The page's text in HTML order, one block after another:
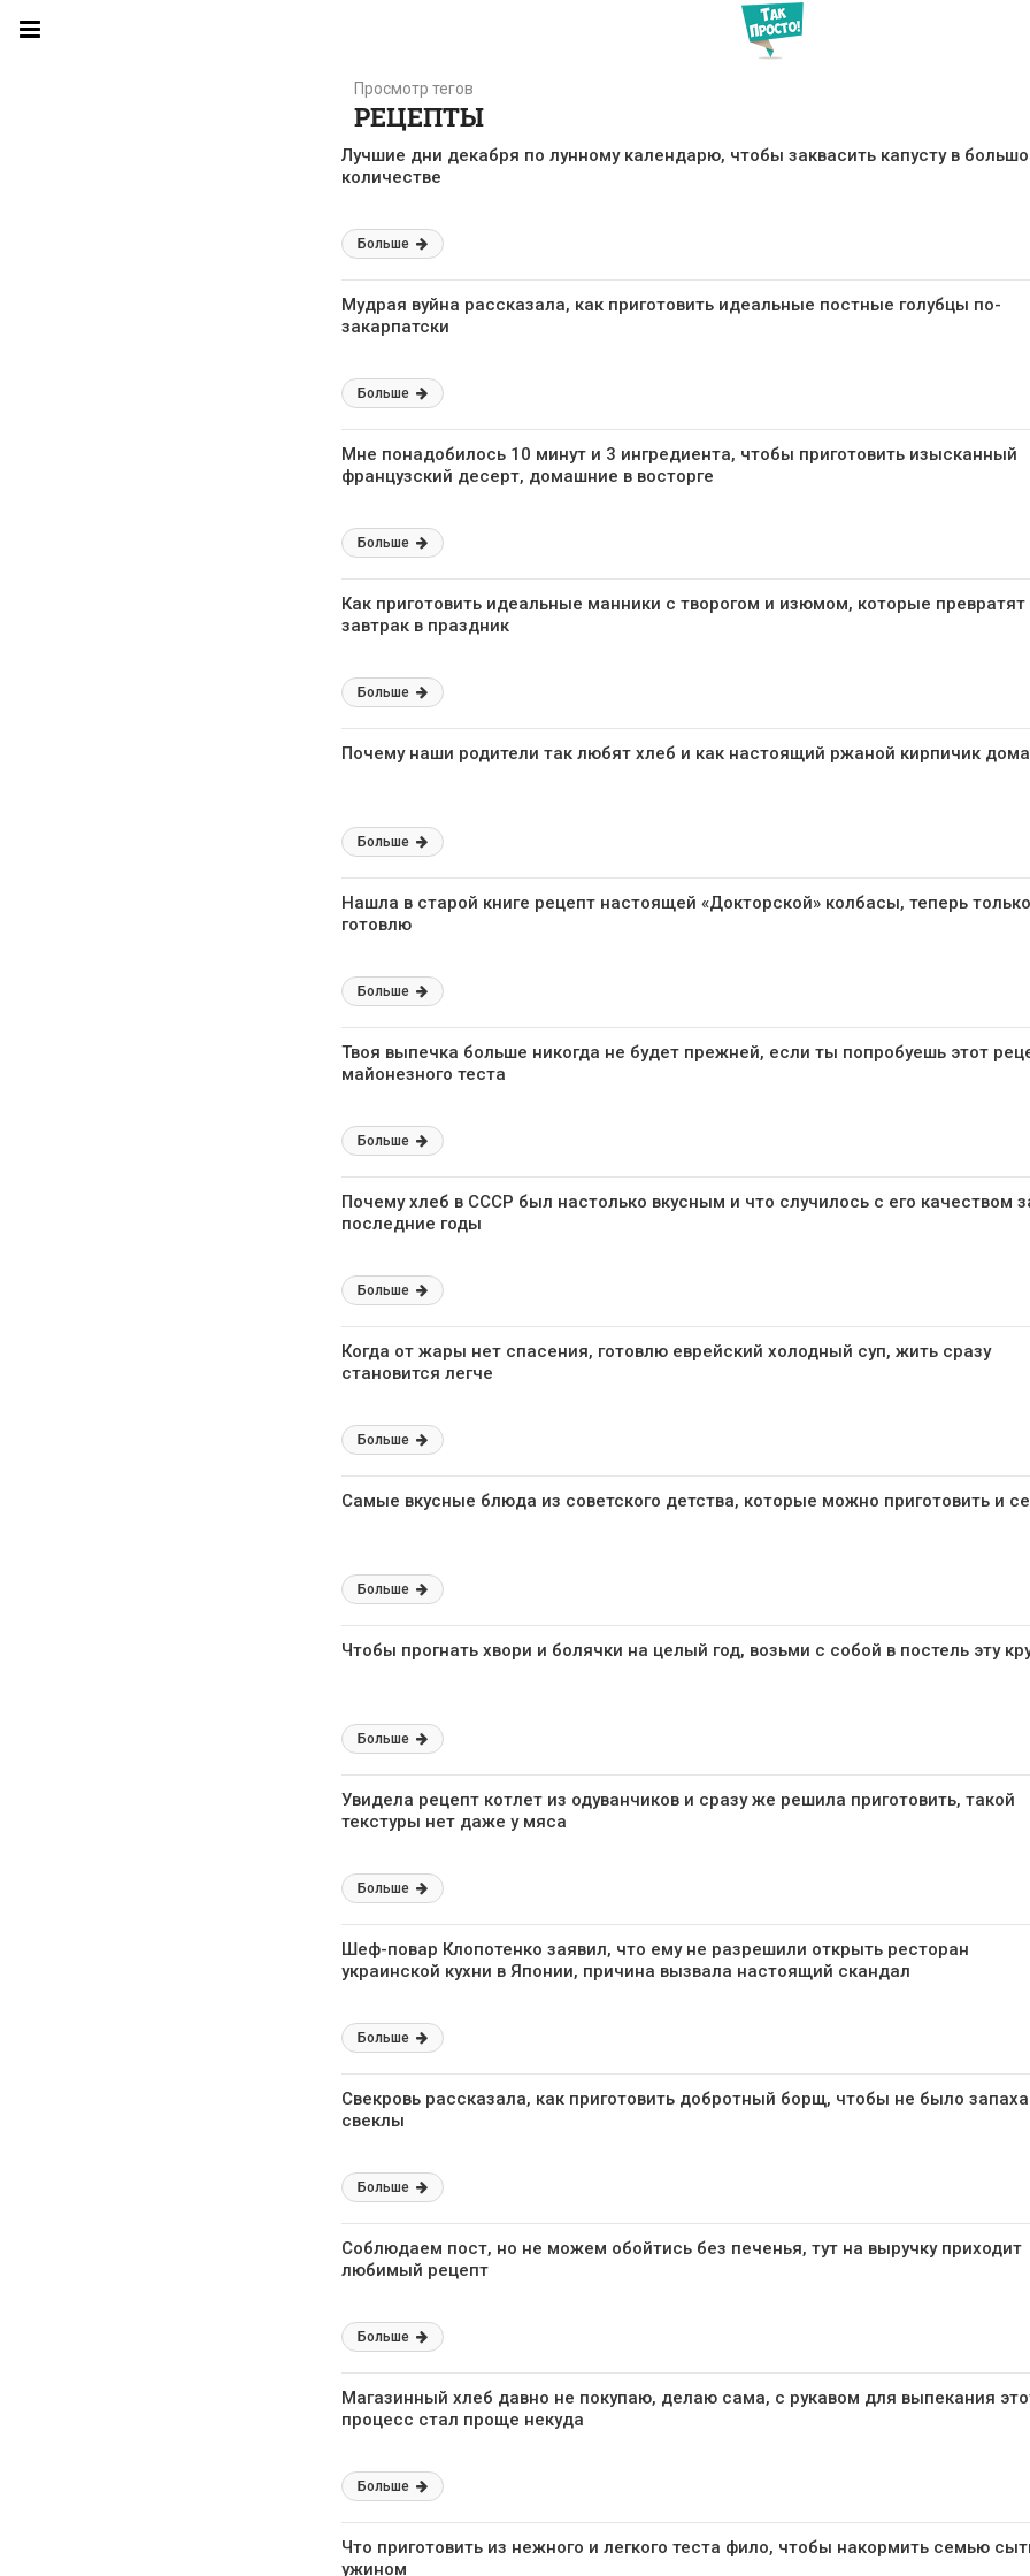
Просмотр тегов
РЕЦЕПТЫ
Лучшие дни декабря по лунному календарю, чтобы заквасить капусту в
количестве
Больше
Мудрая вуйна рассказала, как приготовить идеальные постные голубцы по-
закарпатски
Больше
Мне понадобилось 10 минут и 3 ингредиента, чтобы приготовить изысканный
французский десерт, домашние в восторге
Больше
Как приготовить идеальные манники с творогом и изюмом, которые превратят
завтрак в праздник
Больше
Почему наши родители так любят хлеб и как настоящий ржаной кирпичик дома
Больше
Нашла в старой книге рецепт настоящей «Докторской» колбасы, теперь
готовлю
Больше
Твоя выпечка больше никогда не будет прежней, если ты попробуешь этот
майонезного теста
Больше
Почему хлеб в СССР был настолько вкусным и что случилось с его качеством
последние годы
Больше
Когда от жары нет спасения, готовлю еврейский холодный суп, жить сразу
становится легче
Больше
Самые вкусные блюда из советского детства, которые можно приготовить и
Больше
Чтобы прогнать хвори и болячки на целый год, возьми с собой в постель эту
Больше
Увидела рецепт котлет из одуванчиков и сразу же решила приготовить, такой
текстуры нет даже у мяса
Больше
Шеф-повар Клопотенко заявил, что ему не разрешили открыть ресторан
украинской кухни в Японии, причина вызвала настоящий скандал
Больше
Свекровь рассказала, как приготовить добротный борщ, чтобы не было запаха
свеклы
Больше
Соблюдаем пост, но не можем обойтись без печенья, тут на выручку приходит
любимый рецепт
Больше
Магазинный хлеб давно не покупаю, делаю сама, с рукавом для выпекания
процесс стал проще некуда
Больше
Что приготовить из нежного и легкого теста фило, чтобы накормить семью
ужином